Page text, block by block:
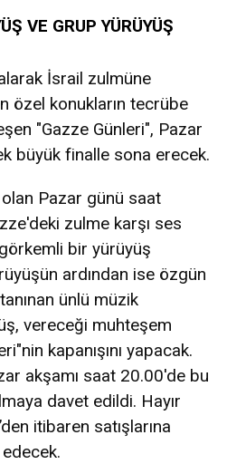
VE GRUP YÜRÜYÜŞ
İsrail zulmüne
özel konukların tecrübe
"Gazze Günleri", Pazar
büyük finalle sona erecek.
Pazar günü saat
zulme karşı ses
bir yürüyüş
ardından ise özgün
ünlü müzik
vereceği muhteşem
kapanışını yapacak.
akşamı saat 20.00'de bu
davet edildi. Hayır
itibaren satışlarına